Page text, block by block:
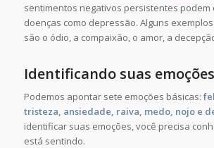
sentimentos negativos persistentes podem
doenças como depressão. Alguns
são o ódio, a compaixão, o amor, a
Identificando suas emoções
Podemos apontar sete emoções básicas:
tristeza, ansiedade, raiva, medo, nojo e
identificar suas emoções, você precisa
está sentindo.